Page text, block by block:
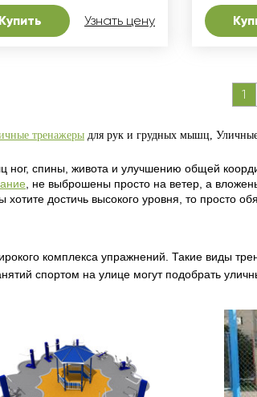
Узнать цену
1
тренажеры для рук и грудных мышц,
спины, живота и улучшению общей
, не выброшены просто на ветер, а
достичь высокого уровня, то просто
комплекса упражнений. Такие виды
спортом на улице могут подобрать